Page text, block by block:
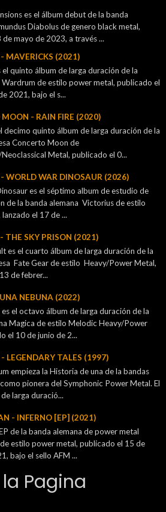
es el álbum debut de la banda
Diabolus de genero black metal,
de mayo de 2023, a través ...
MAVERICKS (2021)
quinto álbum de larga duración de la
Wardrum de estilo power metal, publicado el
2021, bajo el s...
MOON - RAIN FIRE (2020)
decimo quinto álbum de larga duración de la
Concerto Moon de
Metal, publicado el 0...
WORLD WAR DINOSAUR (2026)
es el séptimo album de estudio de
de la banda alemana Victorius de estilo
el 17 de ...
THE SKY PRISON (2021)
es el cuarto álbum de larga duración de la
Fate Gear de estilo Heavy/Power Metal,
de febrer...
NEBUNA (2022)
es el octavo álbum de larga duración de la
Magica de estilo Melodic Heavy/Power
el 10 de junio de 2...
LEGENDARY TALES (1997)
empieza la Historia de una de la bandas
pionera del Symphonic Power Metal. El
larga duració...
- INFERNO [EP] (2021)
de la banda alemana de power metal
estilo power metal, publicado el 15 de
bajo el sello AFM ...
Pagina